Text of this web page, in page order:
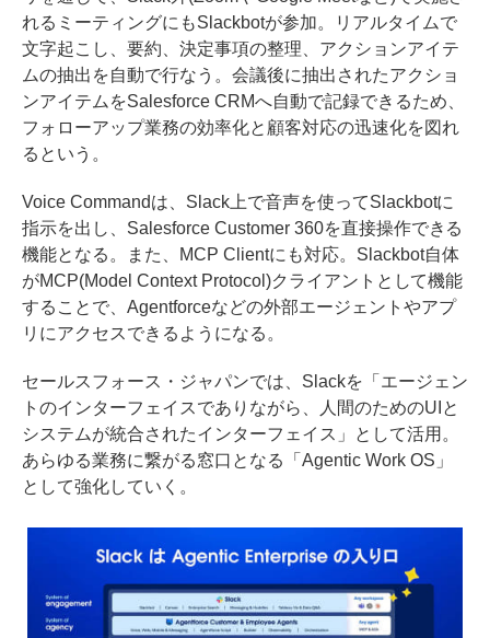
れるミーティングにもSlackbotが参加。リアルタイムで
文字起こし、要約、決定事項の整理、アクションアイテ
ムの抽出を自動で行なう。会議後に抽出されたアクショ
ンアイテムをSalesforce CRMへ自動で記録できるため、
フォローアップ業務の効率化と顧客対応の迅速化を図れ
るという。
Voice Commandは、Slack上で音声を使ってSlackbotに
指示を出し、Salesforce Customer 360を直接操作できる
機能となる。また、MCP Clientにも対応。Slackbot自体
がMCP(Model Context Protocol)クライアントとして機能
することで、Agentforceなどの外部エージェントやアプ
リにアクセスできるようになる。
セールスフォース・ジャパンでは、Slackを「エージェン
トのインターフェイスでありながら、人間のためのUIと
システムが統合されたインターフェイス」として活用。
あらゆる業務に繋がる窓口となる「Agentic Work OS」
として強化していく。